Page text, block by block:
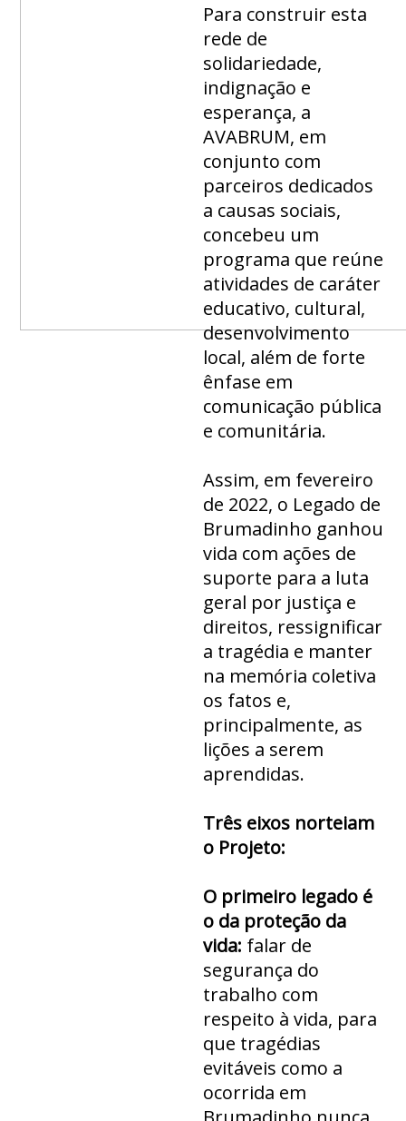
Para construir esta
rede de
solidariedade,
indignação e
esperança, a
AVABRUM, em
conjunto com
parceiros dedicados
a causas sociais,
concebeu um
programa que reúne
atividades de caráter
educativo, cultural,
desenvolvimento
local, além de forte
ênfase em
comunicação pública
e comunitária.
Assim, em fevereiro
de 2022, o Legado de
Brumadinho ganhou
vida com ações de
suporte para a luta
geral por justiça e
direitos, ressignificar
a tragédia e manter
na memória coletiva
os fatos e,
principalmente, as
lições a serem
aprendidas.
Três eixos norteiam
o Projeto:
O primeiro legado é
o da proteção da
vida: falar de
segurança do
trabalho com
respeito à vida, para
que tragédias
evitáveis como a
ocorrida em